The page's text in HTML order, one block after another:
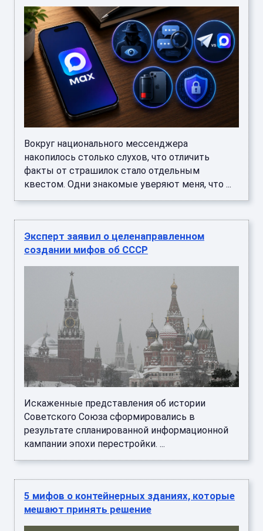
Вокруг национального мессенджера
накопилось столько слухов, что отличить
факты от страшилок стало отдельным
квестом. Одни знакомые уверяют меня, что ...
Эксперт заявил о целенаправленном
создании мифов об СССР
Искаженные представления об истории
Советского Союза сформировались в
результате спланированной информационной
кампании эпохи перестройки. ...
5 мифов о контейнерных зданиях, которые
мешают принять решение